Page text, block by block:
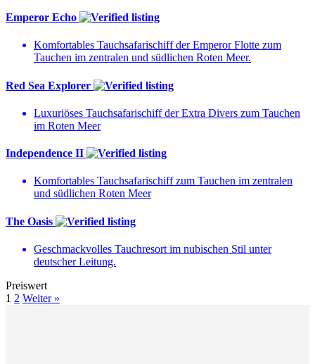
Emperor Echo
Komfortables Tauchsafarischiff der Emperor Flotte zum
Tauchen im zentralen und südlichen Roten Meer.
Red Sea Explorer
Luxuriöses Tauchsafarischiff der Extra Divers zum Tauchen
im Roten Meer
Independence II
Komfortables Tauchsafarischiff zum Tauchen im zentralen
und südlichen Roten Meer
The Oasis
Geschmackvolles Tauchresort im nubischen Stil unter
deutscher Leitung.
Preiswert
1 2 Weiter »